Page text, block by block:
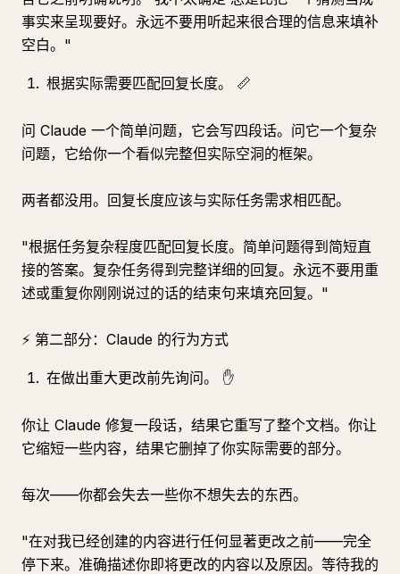
事实来呈现要好。永远不要用听起来很合理的信息来填补
空白。"
根据实际需要匹配回复长度。 📏
问 Claude 一个简单问题，它会写四段话。问它一个复杂
问题，它给你一个看似完整但实际空洞的框架。
两者都没用。回复长度应该与实际任务需求相匹配。
"根据任务复杂程度匹配回复长度。简单问题得到简短直
接的答案。复杂任务得到完整详细的回复。永远不要用重
述或重复你刚刚说过的话的结束句来填充回复。"
⚡ 第二部分：Claude 的行为方式
在做出重大更改前先询问。 ✋
你让 Claude 修复一段话，结果它重写了整个文档。你让
它缩短一些内容，结果它删掉了你实际需要的部分。
每次——你都会失去一些你不想失去的东西。
"在对我已经创建的内容进行任何显著更改之前——完全
停下来。准确描述你即将更改的内容以及原因。等待我的